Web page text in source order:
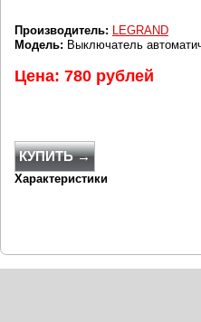
Производитель: LEGRAND
Модель: Выключатель
Цена: 780 рублей
КУПИТЬ →
Характеристики